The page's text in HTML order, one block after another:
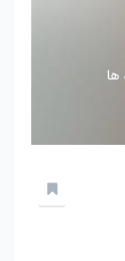
ها